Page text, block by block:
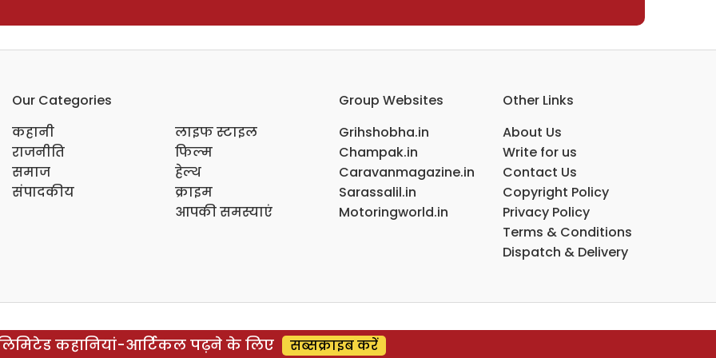
Our Categories
कहानी
राजनीति
समाज
संपादकीय
लाइफ स्टाइल
फिल्म
हेल्थ
क्राइम
आपकी समस्याएं
Group Websites
Grihshobha.in
Champak.in
Caravanmagazine.in
Sarassalil.in
Motoringworld.in
Other Links
About Us
Write for us
Contact Us
Copyright Policy
Privacy Policy
Terms & Conditions
Dispatch & Delivery
कहानियां-आर्टिकल पढ़ने के लिए सब्सक्राइब करें